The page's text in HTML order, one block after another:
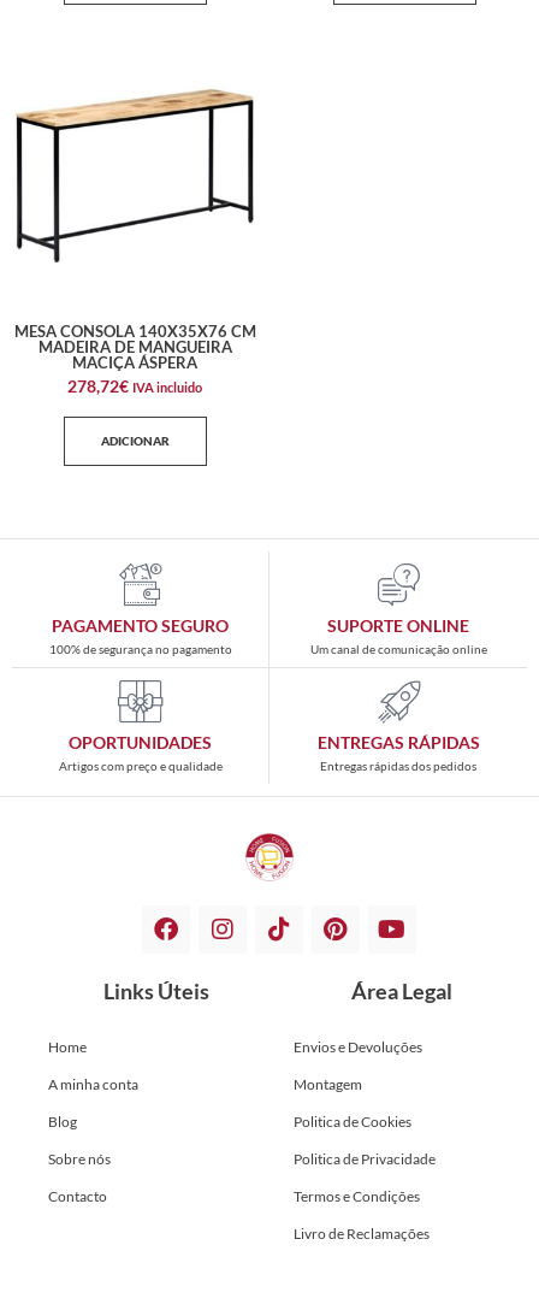
MESA CONSOLA 140X35X76 CM
MADEIRA DE MANGUEIRA
MACIÇA ÁSPERA
278,72€ IVA incluido
ADICIONAR
PAGAMENTO SEGURO
100% de segurança no pagamento
SUPORTE ONLINE
Um canal de comunicação online
OPORTUNIDADES
Artigos com preço e qualidade
ENTREGAS RÁPIDAS
Entregas rápidas dos pedidos
Links Úteis
Home
A minha conta
Blog
Sobre nós
Contacto
Área Legal
Envios e Devoluções
Montagem
Politica de Cookies
Politica de Privacidade
Termos e Condições
Livro de Reclamações